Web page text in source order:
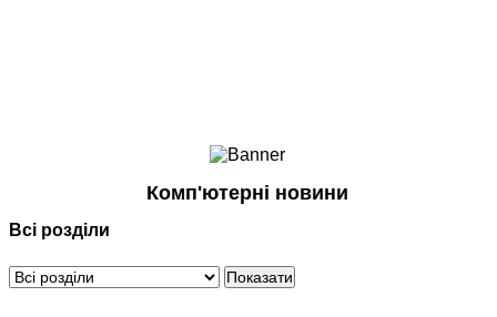
Смартфони
Периферія
Програмне забезпечення
Комп'ютерні новини
Всі розділи